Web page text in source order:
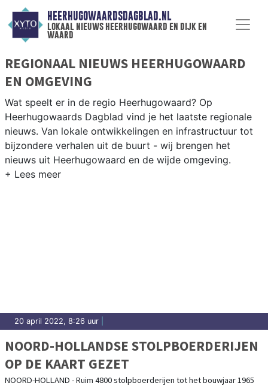
HEERHUGOWAARDSDAGBLAD.NL
lokaal nieuws heerhugowaard en dijk en
waard
REGIONAAL NIEUWS HEERHUGOWAARD
EN OMGEVING
Wat speelt er in de regio Heerhugowaard? Op
Heerhugowaards Dagblad vind je het laatste regionale
nieuws. Van lokale ontwikkelingen en infrastructuur tot
bijzondere verhalen uit de buurt - wij brengen het
nieuws uit Heerhugowaard en de wijde omgeving.
20 april 2022, 8:26 uur
NOORD-HOLLANDSE STOLPBOERDERIJEN
OP DE KAART GEZET
NOORD-HOLLAND - Ruim 4800 stolpboerderijen tot het bouwjaar 1965